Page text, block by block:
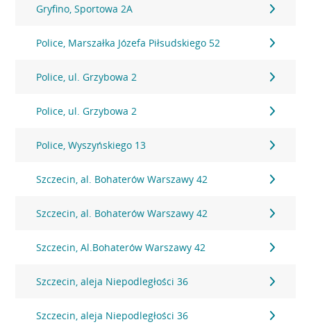
Gryfino, Sportowa 2A
Police, Marszałka Józefa Piłsudskiego 52
Police, ul. Grzybowa 2
Police, ul. Grzybowa 2
Police, Wyszyńskiego 13
Szczecin, al. Bohaterów Warszawy 42
Szczecin, al. Bohaterów Warszawy 42
Szczecin, Al.Bohaterów Warszawy 42
Szczecin, aleja Niepodległości 36
Szczecin, aleja Niepodległości 36